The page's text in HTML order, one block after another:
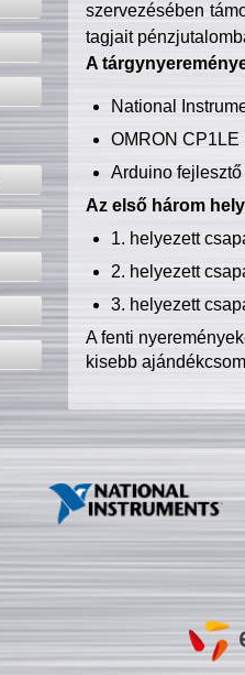
szervezésében
tagjait
A
National
OMRON CP1LE
Arduino fejlesztő
Az első három
1. helyezett
2. helyezett
3. helyezett
A fenti
kisebb